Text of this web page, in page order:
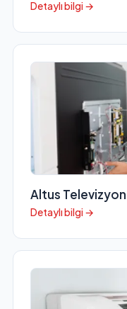
Detaylı bilgi →
Altus
Detaylı bilgi →